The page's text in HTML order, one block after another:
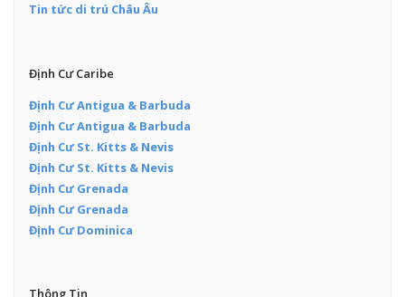
Tin tức di trú Châu Âu
Định Cư Caribe
Định Cư Antigua & Barbuda
Định Cư Antigua & Barbuda
Định Cư St. Kitts & Nevis
Định Cư St. Kitts & Nevis
Định Cư Grenada
Định Cư Grenada
Định Cư Dominica
Thông Tin